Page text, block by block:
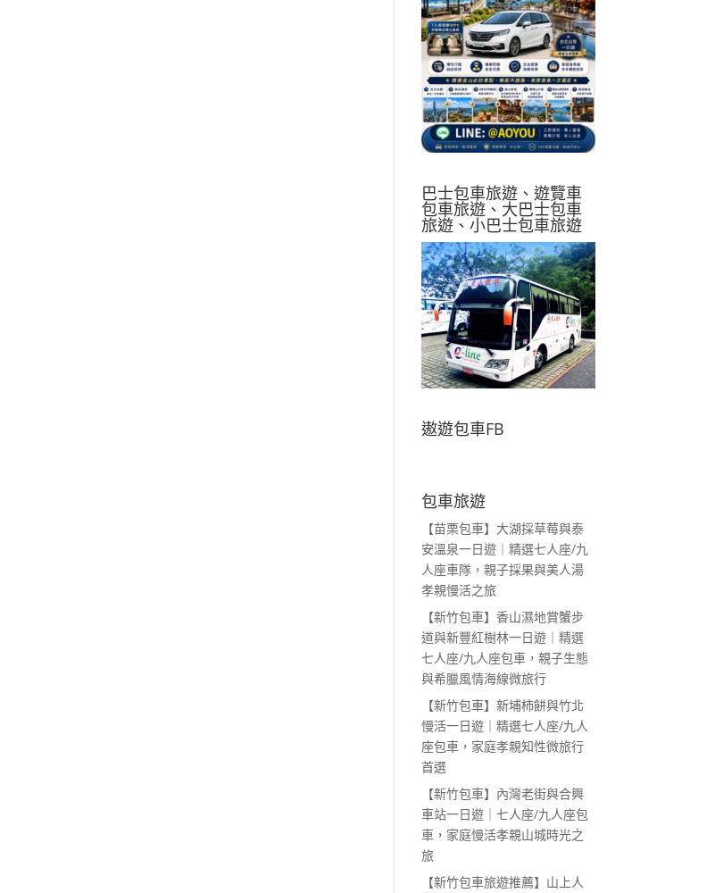
巴士包車旅遊、遊覽車
包車旅遊、大巴士包車
旅遊、小巴士包車旅遊
遨遊包車FB
包車旅遊
【苗栗包車】大湖採草莓與泰
安溫泉一日遊｜精選七人座/九
人座車隊，親子採果與美人湯
孝親慢活之旅
【新竹包車】香山濕地賞蟹步
道與新豐紅樹林一日遊｜精選
七人座/九人座包車，親子生態
與希臘風情海線微旅行
【新竹包車】新埔柿餅與竹北
慢活一日遊｜精選七人座/九人
座包車，家庭孝親知性微旅行
首選
【新竹包車】內灣老街與合興
車站一日遊｜七人座/九人座包
車，家庭慢活孝親山城時光之
旅
【新竹包車旅遊推薦】山上人